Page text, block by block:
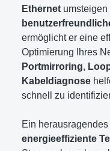
Ethernet umsteigen
ermöglicht er eine
Optimierung Ihres
Portmirroring,
Kabeldiagnose
schnell zu
Ein
energieeffiziente